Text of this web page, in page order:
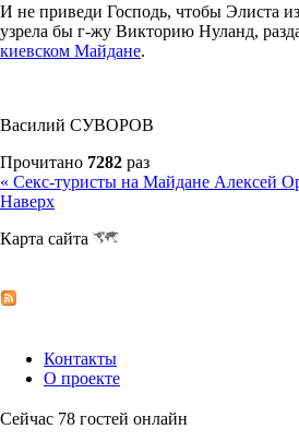
И не приведи Господь, чтобы Элиста
узрела бы г-жу Викторию Нуланд,
киевском Майдане.
Василий СУВОРОВ
Прочитано 7282 раз
« Секс-туристы на Майдане Алексей
Наверх
Карта сайта
Контакты
О проекте
Сейчас 78 гостей онлайн